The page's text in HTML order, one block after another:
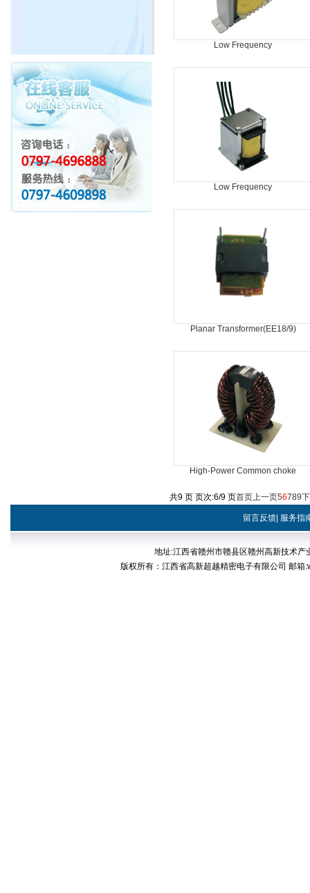
Low Frequency
Low Frequency
Planar Transformer(EE18/9)
High-Power Common choke
共9 页 页次:6/9 页首页上一页56789
留言反馈 服务指
地址:江西省赣州市赣县区赣州高新技术
版权所有：江西省高新超越精密电子有限公司 邮